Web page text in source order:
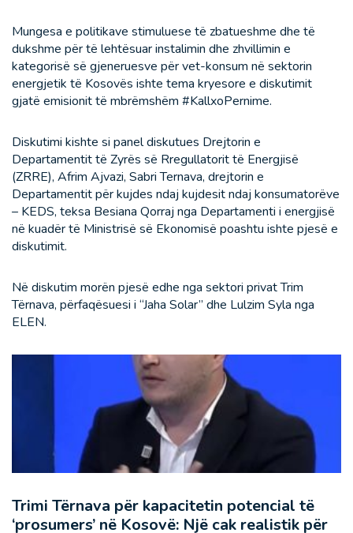
Mungesa e politikave stimuluese të zbatueshme dhe të
dukshme për të lehtësuar instalimin dhe zhvillimin e
kategorisë së gjeneruesve për vet-konsum në sektorin
energjetik të Kosovës ishte tema kryesore e diskutimit
gjatë emisionit të mbrëmshëm #KallxoPernime.
Diskutimi kishte si panel diskutues Drejtorin e
Departamentit të Zyrës së Rregullatorit të Energjisë
(ZRRE), Afrim Ajvazi, Sabri Ternava, drejtorin e
Departamentit për kujdes ndaj kujdesit ndaj konsumatorëve
– KEDS, teksa Besiana Qorraj nga Departamenti i energjisë
në kuadër të Ministrisë së Ekonomisë poashtu ishte pjesë e
diskutimit.
Në diskutim morën pjesë edhe nga sektori privat Trim
Tërnava, përfaqësuesi i “Jaha Solar” dhe Lulzim Syla nga
ELEN.
Trimi Tërnava për kapacitetin potencial të
‘prosumers’ në Kosovë: Një cak realistik për